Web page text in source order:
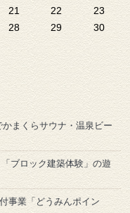
21 22
23
28 29
30
かまくらサウナ・温泉ビー
ブロック建築体験」の遊
事業「どうみんポイン